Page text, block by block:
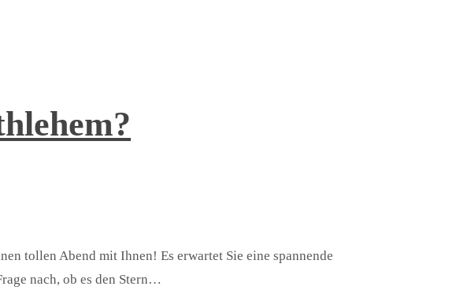
tollen Abend mit Ihnen! Es erwartet Sie eine spannende
nach, ob es den Stern…